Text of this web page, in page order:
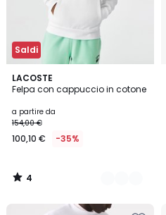
Saldi
LACOSTE
Felpa con cappuccio in cotone
a partire da
154,00 €
100,10 € -35%
4
/
6
Colori
4
/